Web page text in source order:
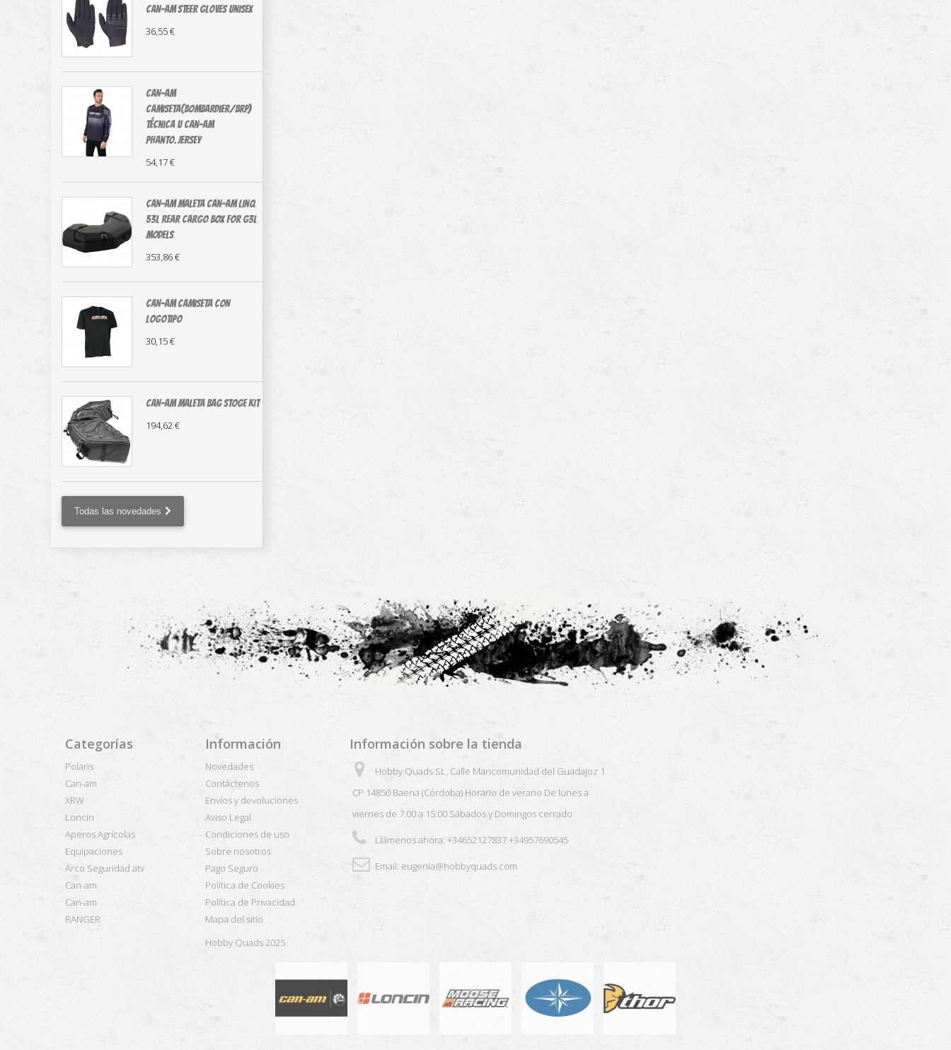
Can-Am Steer Gloves Unisex
36,55 €
CAN-AM
CAMISETA(Bombardier/BRP)
técnica U Can-Am
Phanto.Jersey
54,17 €
CAN-AM MALETA Can-Am LinQ
53L Rear Cargo Box For G3L
Models
353,86 €
CAN-AM CAMISETA CON
LOGOTIPO
30,15 €
CAN-AM MALETA BAG STOGE KIT
194,62 €
Todas las novedades
Categorías
Polaris
Can-am
XRW
Loncin
Aperos Agrícolas
Equipaciones
Arco Seguridad atv
Can-am
Can-am
RANGER
Información
Novedades
Contáctenos
Envíos y devoluciones
Aviso Legal
Condiciones de uso
Sobre nosotros
Pago Seguro
Política de Cookies
Política de Privacidad
Mapa del sitio
Hobby Quads 2025
Información sobre la tienda
Hobby Quads SL, Calle Mancomunidad del Guadajoz 1
CP 14850 Baena (Córdoba) Horario de verano De lunes a
viernes de 7:00 a 15:00 Sábados y Domingos cerrado
Llámenos ahora: +34652127837 +34957690545
Email: eugenia@hobbyquads.com